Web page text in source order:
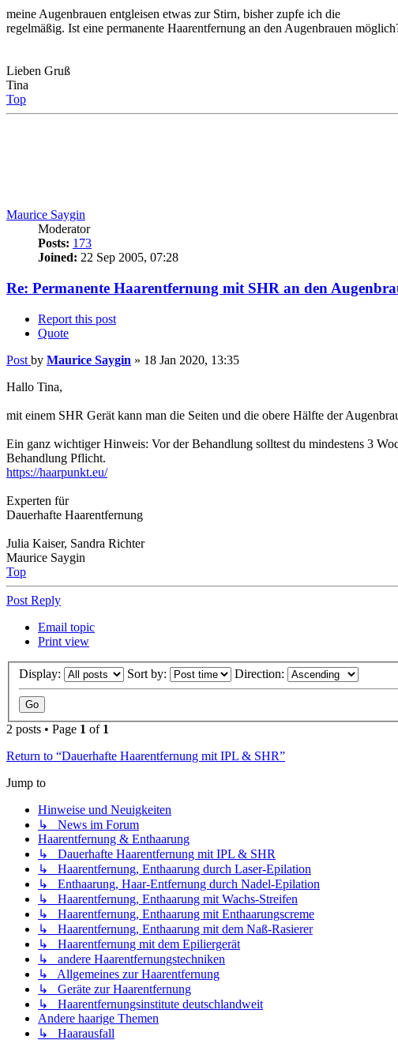
meine Augenbrauen entgleisen etwas zur Stirn, bisher zupfe ich die
regelmäßig. Ist eine permanente Haarentfernung an den Augenbrauen
Lieben Gruß
Tina
Top
Maurice Saygin
Moderator
Posts: 173
Joined: 22 Sep 2005, 07:28
Re: Permanente Haarentfernung mit SHR an den
Report this post
Quote
Post by Maurice Saygin » 18 Jan 2020, 13:35
Hallo Tina,
mit einem SHR Gerät kann man die Seiten und die obere Hälfte der
Ein ganz wichtiger Hinweis: Vor der Behandlung solltest du mindestens 3
Behandlung Pflicht.
https://haarpunkt.eu/
Experten für
Dauerhafte Haarentfernung
Julia Kaiser, Sandra Richter
Maurice Saygin
Top
Post Reply
Email topic
Print view
Display: Sort by: Direction:
2 posts • Page 1 of 1
Return to “Dauerhafte Haarentfernung mit IPL & SHR”
Jump to
Hinweise und Neuigkeiten
↳ News im Forum
Haarentfernung & Enthaarung
↳ Dauerhafte Haarentfernung mit IPL & SHR
↳ Haarentfernung, Enthaarung durch Laser-Epilation
↳ Enthaarung, Haar-Entfernung durch Nadel-Epilation
↳ Haarentfernung, Enthaarung mit Wachs-Streifen
↳ Haarentfernung, Enthaarung mit Enthaarungscreme
↳ Haarentfernung, Enthaarung mit dem Naß-Rasierer
↳ Haarentfernung mit dem Epiliergerät
↳ andere Haarentfernungstechniken
↳ Allgemeines zur Haarentfernung
↳ Geräte zur Haarentfernung
↳ Haarentfernungsinstitute deutschlandweit
Andere haarige Themen
↳ Haarausfall